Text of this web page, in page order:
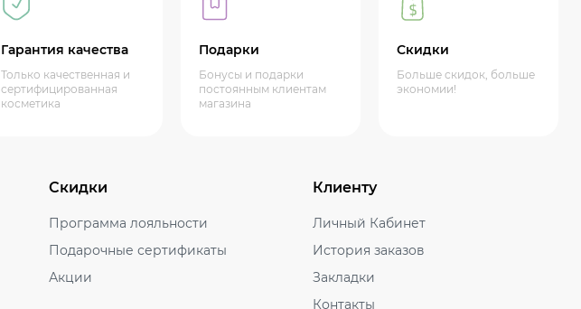
Гарантия качества
Только качественная и
сертифицированная
косметика
Подарки
Бонусы и подарки
постоянным клиентам
магазина
Скидки
Больше скидок, больше
экономии!
Скидки
Программа лояльности
Подарочные сертификаты
Акции
Клиенту
Личный Кабинет
История заказов
Закладки
Контакты